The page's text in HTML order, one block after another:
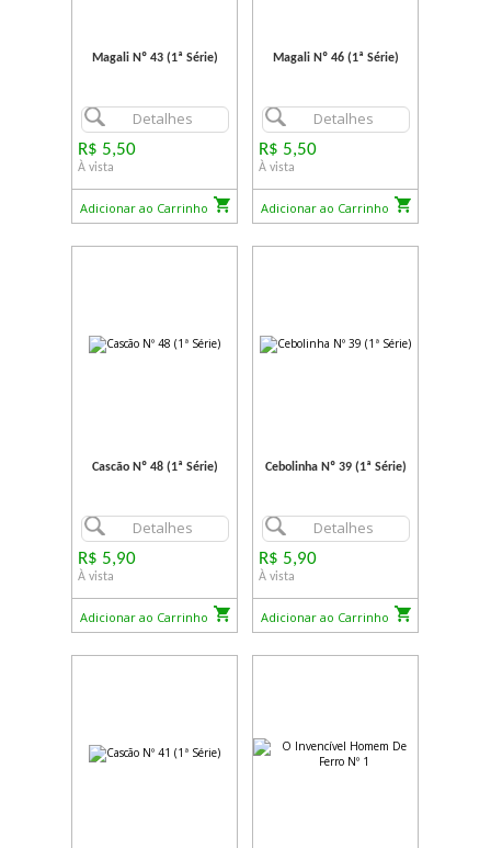
Magali Nº 43 (1ª Série)
Detalhes
R$ 5,50
À vista
Adicionar ao Carrinho
Magali Nº 46 (1ª Série)
Detalhes
R$ 5,50
À vista
Adicionar ao Carrinho
Cascão Nº 48 (1ª Série)
Detalhes
R$ 5,90
À vista
Adicionar ao Carrinho
Cebolinha Nº 39 (1ª Série)
Detalhes
R$ 5,90
À vista
Adicionar ao Carrinho